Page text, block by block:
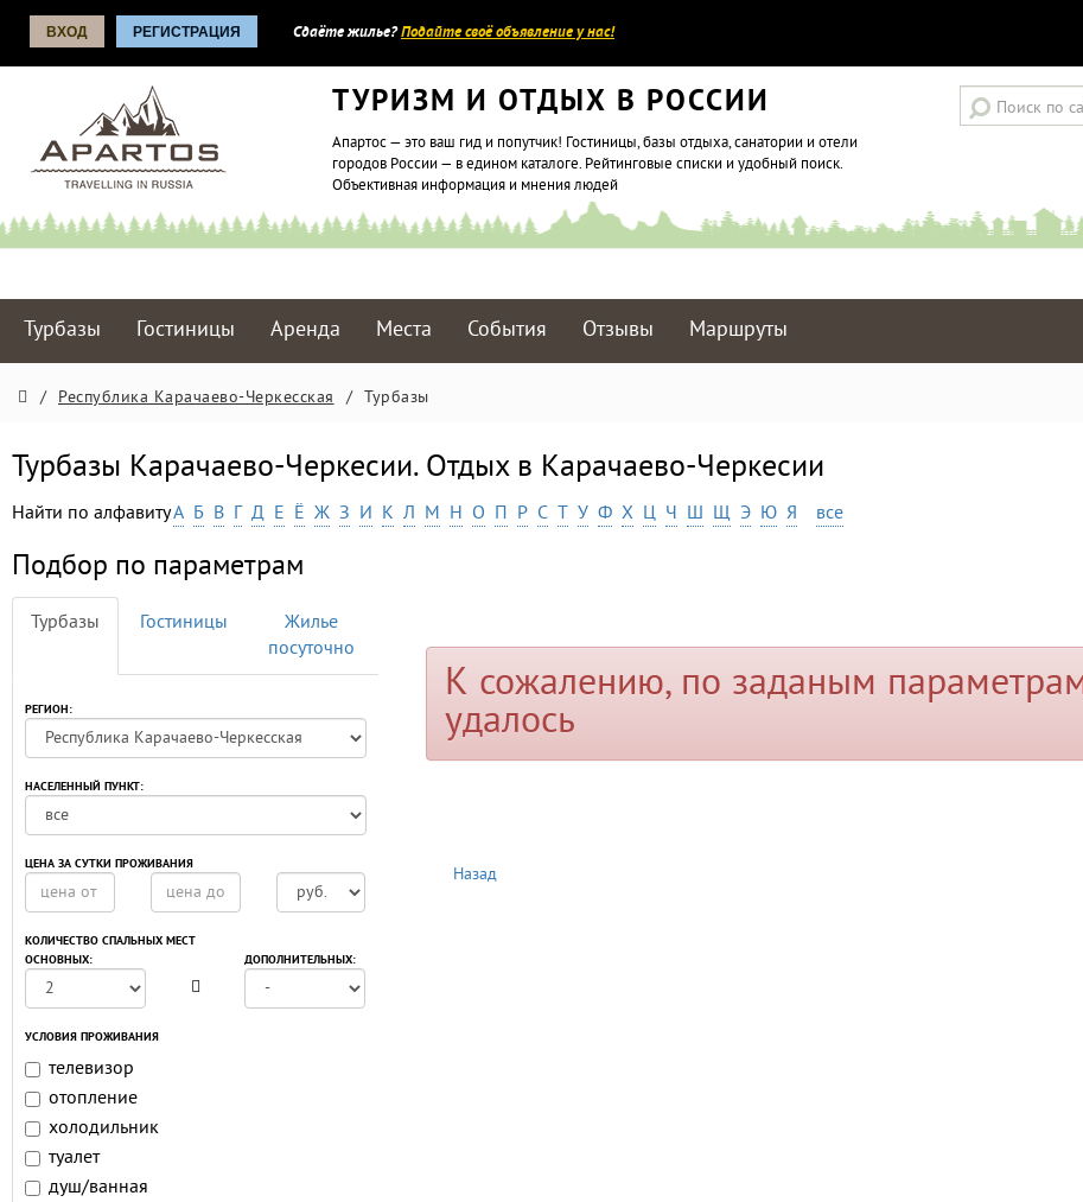
ВХОД РЕГИСТРАЦИЯ Сдаёте жилье?Подайте своё объявление у нас!
ТУРИЗМ И ОТДЫХ В РОССИИ
Апартос — это ваш гид и попутчик! Гостиницы, базы отдыха, санатории и отели
городов России — в едином каталоге. Рейтинговые списки и удобный поиск.
Объективная информация и мнения людей
Турбазы Гостиницы Аренда Места События Отзывы Маршруты
/ Республика Карачаево-Черкесская / Турбазы
Турбазы Карачаево-Черкесии. Отдых в Карачаево-Черкесии
Найти по алфавитуА Б В Г Д Е Ё Ж З И К Л М Н О П Р С Т У Ф Х Ц Ч Ш Щ Э Ю Я все
Подбор по параметрам
Турбазы Гостиницы
Жилье
посуточно
РЕГИОН:
НАСЕЛЕННЫЙ ПУНКТ:
ЦЕНА ЗА СУТКИ ПРОЖИВАНИЯ
КОЛИЧЕСТВО СПАЛЬНЫХ МЕСТ
ОСНОВНЫХ:
ДОПОЛНИТЕЛЬНЫХ:
УСЛОВИЯ ПРОЖИВАНИЯ
телевизор
отопление
холодильник
туалет
душ/ванная
К сожалению, по заданым
удалось
Назад